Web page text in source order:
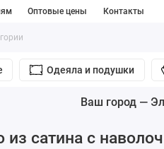
Оптовые цены Контакты
Одеяла и подушки
Ваш город —
из сатина с